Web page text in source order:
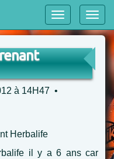
à 14H47 •
il y a 6 ans car